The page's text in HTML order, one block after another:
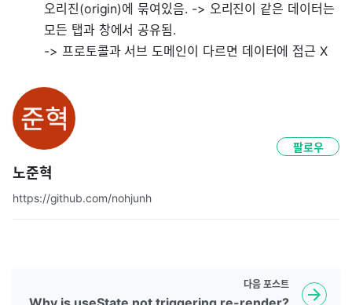
오리진(origin)에 묶여있음. -> 오리진이 같은 데이터는
모든 탭과 창에서 공유됨.
-> 프로토콜과 서브 도메인이 다르면 데이터에 접근 X
노준혁
https://github.com/nohjunh
팔로우
다음 포스트